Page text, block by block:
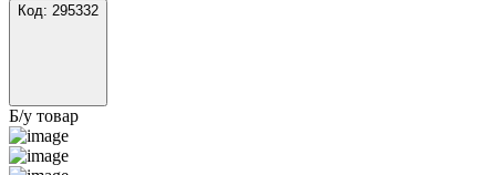
Код: 295332
Б/у товар